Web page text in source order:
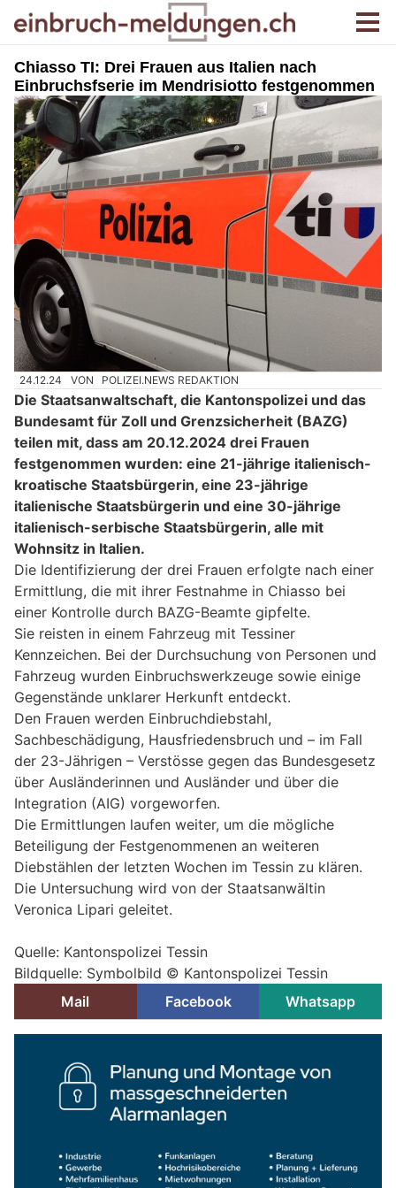
Chiasso TI: Drei Frauen aus Italien nach
Einbruchsfserie im Mendrisiotto festgenommen
24.12.24 VON POLIZEI.NEWS REDAKTION
Die Staatsanwaltschaft, die Kantonspolizei und das
Bundesamt für Zoll und Grenzsicherheit (BAZG)
teilen mit, dass am 20.12.2024 drei Frauen
festgenommen wurden: eine 21-jährige italienisch-
kroatische Staatsbürgerin, eine 23-jährige
italienische Staatsbürgerin und eine 30-jährige
italienisch-serbische Staatsbürgerin, alle mit
Wohnsitz in Italien.
Die Identifizierung der drei Frauen erfolgte nach einer
Ermittlung, die mit ihrer Festnahme in Chiasso bei
einer Kontrolle durch BAZG-Beamte gipfelte.
Sie reisten in einem Fahrzeug mit Tessiner
Kennzeichen. Bei der Durchsuchung von Personen und
Fahrzeug wurden Einbruchswerkzeuge sowie einige
Gegenstände unklarer Herkunft entdeckt.
Den Frauen werden Einbruchdiebstahl,
Sachbeschädigung, Hausfriedensbruch und – im Fall
der 23-Jährigen – Verstösse gegen das Bundesgesetz
über Ausländerinnen und Ausländer und über die
Integration (AIG) vorgeworfen.
Die Ermittlungen laufen weiter, um die mögliche
Beteiligung der Festgenommenen an weiteren
Diebstählen der letzten Wochen im Tessin zu klären.
Die Untersuchung wird von der Staatsanwältin
Veronica Lipari geleitet.
Quelle: Kantonspolizei Tessin
Bildquelle: Symbolbild © Kantonspolizei Tessin
Mail
Facebook Whatsapp